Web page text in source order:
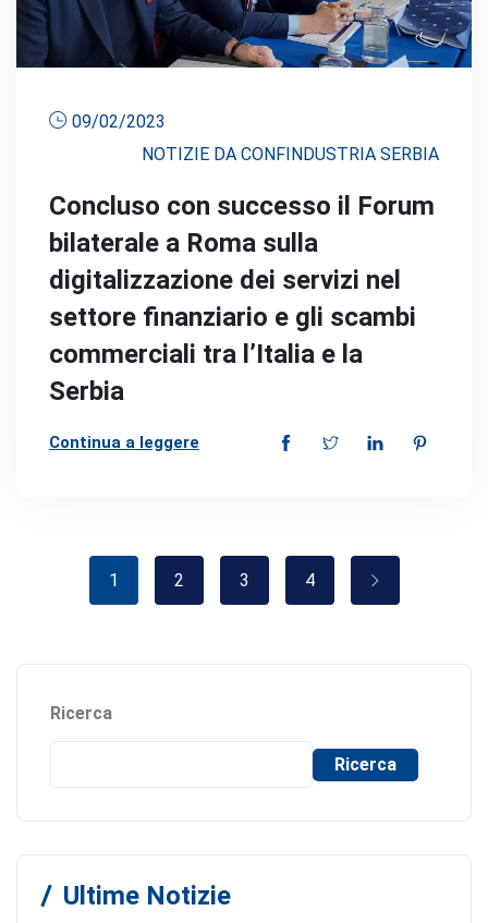
09/02/2023
NOTIZIE DA CONFINDUSTRIA SERBIA
Concluso con successo il Forum
bilaterale a Roma sulla
digitalizzazione dei servizi nel
settore finanziario e gli scambi
commerciali tra l’Italia e la
Serbia
Continua a leggere
1 2 3 4
Ricerca
Ricerca
Ultime Notizie